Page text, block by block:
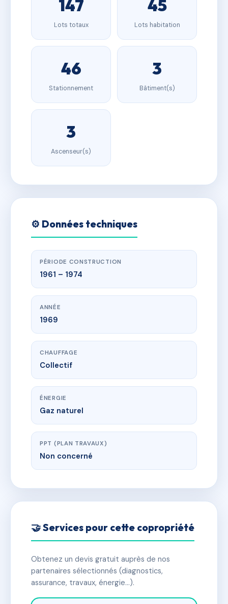
147
Lots totaux
45
Lots habitation
46
Stationnement
3
Bâtiment(s)
3
Ascenseur(s)
⚙️ Données techniques
PÉRIODE CONSTRUCTION
1961 – 1974
ANNÉE
1969
CHAUFFAGE
Collectif
ÉNERGIE
Gaz naturel
PPT (PLAN TRAVAUX)
Non concerné
🤝 Services pour cette copropriété
Obtenez un devis gratuit auprès de nos
partenaires sélectionnés (diagnostics,
assurance, travaux, énergie…).